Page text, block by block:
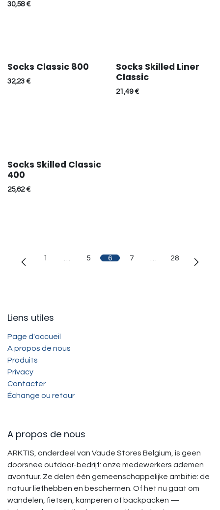
30,58€
Socks Classic 800
32,23 €
Socks Skilled Liner
Classic
21,49€
Socks Skilled Classic
400
25,62€
1 5 6 7 28
Liens utiles
Page d'accueil
A propos de nous
Produits
Privacy
Contacter
Échange ou retour
A propos de nous
ARKTIS, onderdeel van Vaude Stores Belgium, is geen
doorsnee outdoor-bedrijf: onze medewerkers ademen
avontuur. Ze delen één gemeenschappelijke ambitie: de
natuur liefhebben en beschermen. Of het nu gaat om
wandelen, fietsen, kamperen of backpacken —